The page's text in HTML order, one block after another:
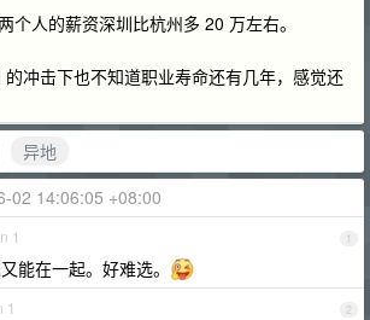
个人的薪资深圳比杭州多 20 万左右。
冲击下也不知道职业寿命还有几年，感觉还
异地
02 14:06:05 +08:00
1
1
能在一起。好难选。
2
1